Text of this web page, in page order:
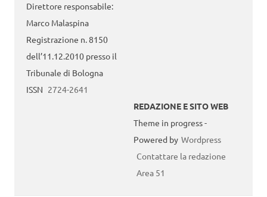
Direttore responsabile:
Marco Malaspina
Registrazione n. 8150
dell’11.12.2010 presso il
Tribunale di Bologna
ISSN 2724-2641
REDAZIONE E SITO WEB
Theme in progress -
Powered by Wordpress
Contattare la redazione
Area 51